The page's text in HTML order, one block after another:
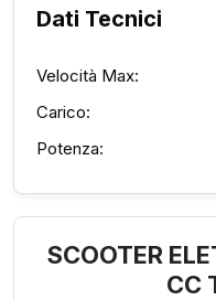
Dati Tecnici
Velocità Max:
Carico:
Potenza:
SCOOTER
CC